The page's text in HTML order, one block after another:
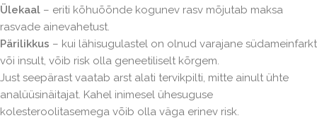
Ülekaal – eriti kõhuõõnde kogunev rasv mõjutab maksa
rasvade ainevahetust.
Pärilikkus – kui lähisugulastel on olnud varajane südameinfarkt
või insult, võib risk olla geneetiliselt kõrgem.
Just seepärast vaatab arst alati tervikpilti, mitte ainult ühte
analüüsinäitajat. Kahel inimesel ühesuguse
kolesteroolitasemega võib olla väga erinev risk.